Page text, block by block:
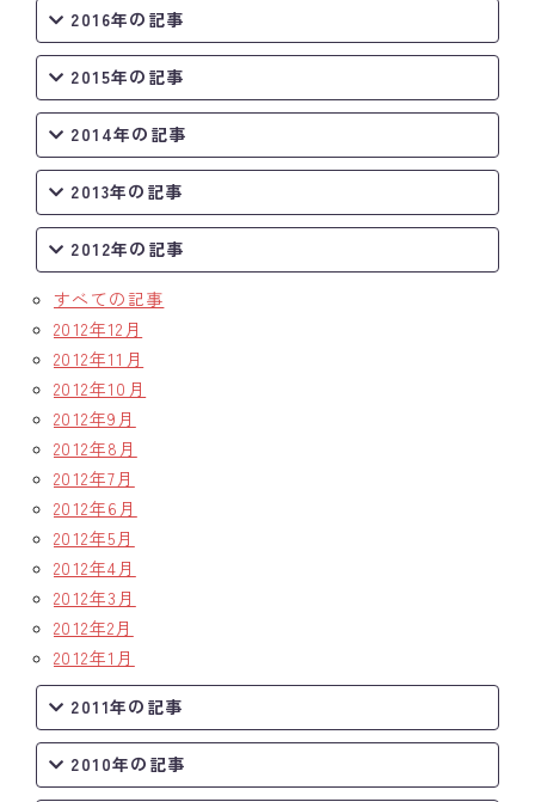
2016年の記事
2015年の記事
2014年の記事
2013年の記事
2012年の記事
すべての記事
2012年12月
2012年11月
2012年10月
2012年9月
2012年8月
2012年7月
2012年6月
2012年5月
2012年4月
2012年3月
2012年2月
2012年1月
2011年の記事
2010年の記事